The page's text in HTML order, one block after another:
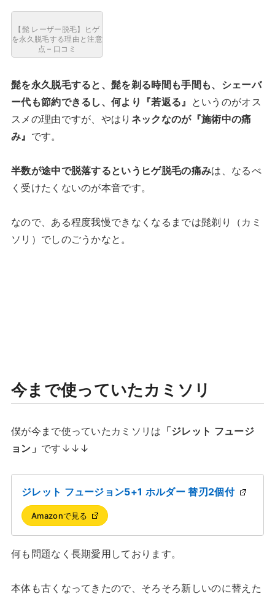
【髭 レーザー脱毛】ヒゲ
を永久脱毛する理由と注意
点 – 口コミ
髭を永久脱毛すると、髭を剃る時間も手間も、シェーバ
ー代も節約できるし、何より『若返る』 というのがオス
スメの理由ですが、やはり ネックなのが『施術中の痛
み』 です。
半数が途中で脱落するというヒゲ脱毛の痛みは、なるべ
く受けたくないのが本音です。
なので、ある程度我慢できなくなるまでは髭剃り（カミ
ソリ）でしのごうかなと。
今まで使っていたカミソリ
僕が今まで使っていたカミソリは 「ジレット フュージ
ョン」 です↓↓↓
ジレット フュージョン5+1 ホルダー 替刃2個付
Amazonで見る
何も問題なく長期愛用しております。
本体も古くなってきたので、そろそろ新しいのに替えた